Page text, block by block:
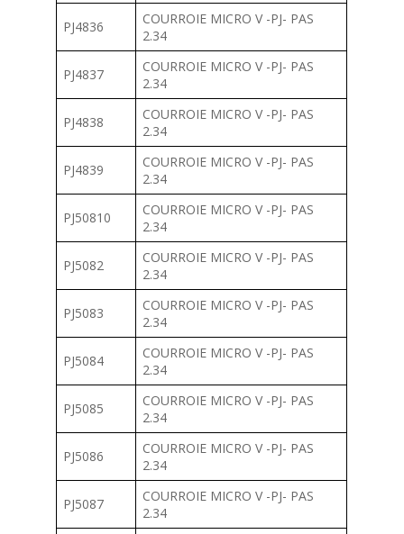
PJ4836
COURROIE MICRO V -PJ- PAS
2.34
PJ4837
COURROIE MICRO V -PJ- PAS
2.34
PJ4838
COURROIE MICRO V -PJ- PAS
2.34
PJ4839
COURROIE MICRO V -PJ- PAS
2.34
PJ50810
COURROIE MICRO V -PJ- PAS
2.34
PJ5082
COURROIE MICRO V -PJ- PAS
2.34
PJ5083
COURROIE MICRO V -PJ- PAS
2.34
PJ5084
COURROIE MICRO V -PJ- PAS
2.34
PJ5085
COURROIE MICRO V -PJ- PAS
2.34
PJ5086
COURROIE MICRO V -PJ- PAS
2.34
PJ5087
COURROIE MICRO V -PJ- PAS
2.34